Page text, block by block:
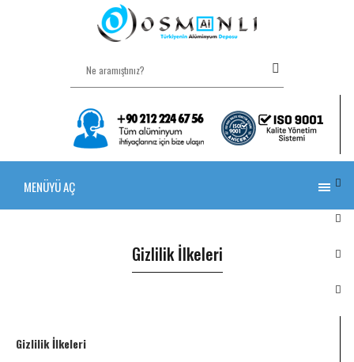
MENÜYÜ AÇ
Gizlilik İlkeleri
Gizlilik İlkeleri